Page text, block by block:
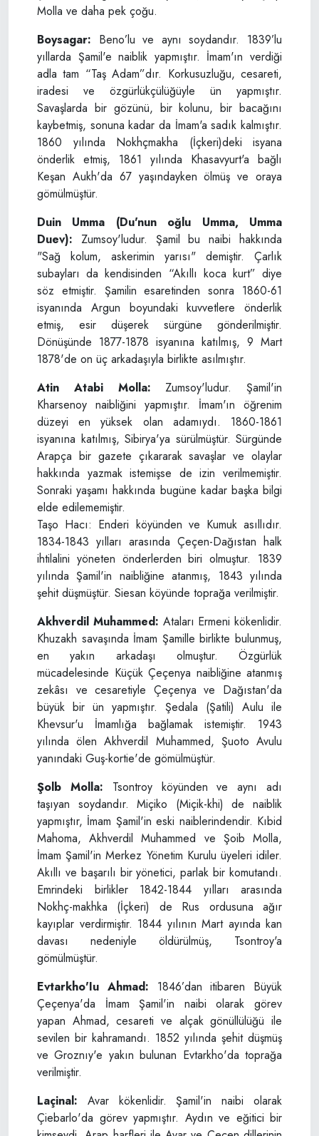
Molla ve daha pek çoğu.
Boysagar: Beno’lu ve aynı soydandır. 1839’lu
yıllarda Şamil'e naiblik yapmıştır. İmam'ın verdiği
adla tam “Taş Adam”dır. Korkusuzluğu, cesareti,
iradesi ve özgürlükçülüğüyle ün yapmıştır.
Savaşlarda bir gözünü, bir kolunu, bir bacağını
kaybetmiş, sonuna kadar da İmam'a sadık kalmıştır.
1860 yılında Nokhçmakha (İçkeri)deki isyana
önderlik etmiş, 1861 yılında Khasavyurt'a bağlı
Keşan Aukh'da 67 yaşındayken ölmüş ve oraya
gömülmüştür.
Duin Umma (Du'nun oğlu Umma, Umma
Duev): Zumsoy'ludur. Şamil bu naibi hakkında
"Sağ kolum, askerimin yarısı" demiştir. Çarlık
subayları da kendisinden “Akıllı koca kurt” diye
söz etmiştir. Şamilin esaretinden sonra 1860-61
isyanında Argun boyundaki kuvvetlere önderlik
etmiş, esir düşerek sürgüne gönderilmiştir.
Dönüşünde 1877-1878 isyanına katılmış, 9 Mart
1878'de on üç arkadaşıyla birlikte asılmıştır.
Atin Atabi Molla: Zumsoy'ludur. Şamil'in
Kharsenoy naibliğini yapmıştır. İmam'ın öğrenim
düzeyi en yüksek olan adamıydı. 1860-1861
isyanına katılmış, Sibirya'ya sürülmüştür. Sürgünde
Arapça bir gazete çıkararak savaşlar ve olaylar
hakkında yazmak istemişse de izin verilmemiştir.
Sonraki yaşamı hakkında bugüne kadar başka bilgi
elde edilememiştir.
Taşo Hacı: Enderi köyünden ve Kumuk asıllıdır.
1834-1843 yılları arasında Çeçen-Dağıstan halk
ihtilalini yöneten önderlerden biri olmuştur. 1839
yılında Şamil'in naibliğine atanmış, 1843 yılında
şehit düşmüştür. Siesan köyünde toprağa verilmiştir.
Akhverdil Muhammed: Ataları Ermeni kökenlidir.
Khuzakh savaşında İmam Şamille birlikte bulunmuş,
en yakın arkadaşı olmuştur. Özgürlük
mücadelesinde Küçük Çeçenya naibliğine atanmış
zekâsı ve cesaretiyle Çeçenya ve Dağıstan'da
büyük bir ün yapmıştır. Şedala (Şatili) Aulu ile
Khevsur'u İmamlığa bağlamak istemiştir. 1943
yılında ölen Akhverdil Muhammed, Şuoto Avulu
yanındaki Guş-kortie'de gömülmüştür.
Şolb Molla: Tsontroy köyünden ve aynı adı
taşıyan soydandır. Miçiko (Miçik-khi) de naiblik
yapmıştır, İmam Şamil'in eski naiblerindendir. Kıbid
Mahoma, Akhverdil Muhammed ve Şoib Моllа,
İmam Şamil'in Merkez Yönetim Kurulu üyeleri idiler.
Akıllı ve başarılı bir yönetici, parlak bir komutandı.
Emrindeki birlikler 1842-1844 yılları arasında
Nokhç-makhka (İçkeri) de Rus ordusuna ağır
kayıplar verdirmiştir. 1844 yılının Mart ayında kan
davası nedeniyle öldürülmüş, Tsontroy'a
gömülmüştür.
Evtarkho'Iu Ahmad: 1846’dan itibaren Büyük
Çeçenya'da İmam Şamil'in naibi olarak görev
yapan Ahmad, cesareti ve alçak gönüllülüğü ile
sevilen bir kahramandı. 1852 yılında şehit düşmüş
ve Groznıy'e yakın bulunan Evtarkho'da toprağa
verilmiştir.
Laçinal: Avar kökenlidir. Şamil'in naibi olarak
Çiebarlo'da görev yapmıştır. Aydın ve eğitici bir